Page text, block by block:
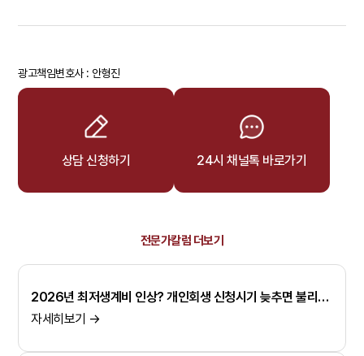
광고책임변호사 : 안형진
상담 신청하기 24시 채널톡 바로가기
전문가칼럼 더보기
2026년 최저생계비 인상? 개인회생 신청시기 늦추면 불리해지는 이유
자세히보기 →